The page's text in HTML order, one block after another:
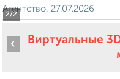
2/2
Агентство, 27.07.2026
Виртуальные
‹